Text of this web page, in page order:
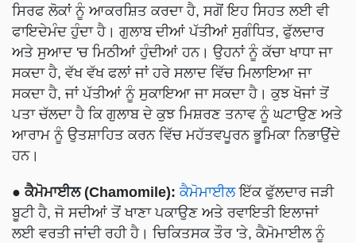
ਸਿਰਫ ਲੋਕਾਂ ਨੂੰ ਆਕਰਸ਼ਿਤ ਕਰਦਾ ਹੈ, ਸਗੋਂ ਇਹ ਸਿਹਤ ਲਈ ਵੀ
ਫਾਇਦੇਮੰਦ ਹੁੰਦਾ ਹੈ। ਗੁਲਾਬ ਦੀਆਂ ਪੱਤੀਆਂ ਸੁਗੰਧਿਤ, ਫੁੱਲਦਾਰ
ਅਤੇ ਸੁਆਦ 'ਚ ਮਿਠੀਆਂ ਹੁੰਦੀਆਂ ਹਨ। ਉਹਨਾਂ ਨੂੰ ਕੱਚਾ ਖਾਧਾ ਜਾ
ਸਕਦਾ ਹੈ, ਵੱਖ ਵੱਖ ਫਲਾਂ ਜਾਂ ਹਰੇ ਸਲਾਦ ਵਿੱਚ ਮਿਲਾਇਆ ਜਾ
ਸਕਦਾ ਹੈ, ਜਾਂ ਪੱਤੀਆਂ ਨੂੰ ਸੁਕਾਇਆ ਜਾ ਸਕਦਾ ਹੈ। ਕੁਝ ਖੋਜਾਂ ਤੋਂ
ਪਤਾ ਚੱਲਦਾ ਹੈ ਕਿ ਗੁਲਾਬ ਦੇ ਕੁਝ ਮਿਸ਼ਰਣ ਤਨਾਵ ਨੂੰ ਘਟਾਉਣ ਅਤੇ
ਆਰਾਮ ਨੂੰ ਉਤਸ਼ਾਹਿਤ ਕਰਨ ਵਿੱਚ ਮਹੱਤਵਪੂਰਨ ਭੂਮਿਕਾ ਨਿਭਾਉਂਦੇ
ਹਨ।
● ਕੈਮੋਮਾਈਲ (Chamomile): ਕੈਮੋਮਾਈਲਇੱਕ ਫੁੱਲਦਾਰ ਜੜੀ
ਬੂਟੀ ਹੈ, ਜੋ ਸਦੀਆਂ ਤੋਂ ਖਾਣਾ ਪਕਾਉਣ ਅਤੇ ਰਵਾਇਤੀ ਇਲਾਜਾਂ
ਲਈ ਵਰਤੀ ਜਾਂਦੀ ਰਹੀ ਹੈ। ਚਿਕਿਤਸਕ ਤੌਰ 'ਤੇ, ਕੈਮੋਮਾਈਲ ਨੂੰ